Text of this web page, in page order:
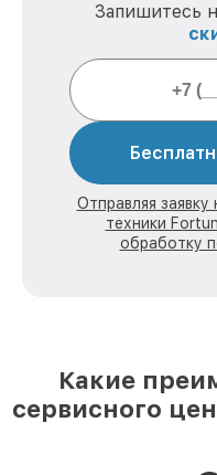
Запишитесь
Отправляя
техники
обработку
Какие
сервисного